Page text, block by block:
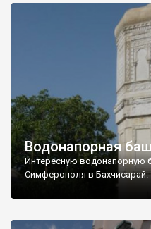
Водонапорная
Интересную водонапорную
Симферополя в Бахчисарай.